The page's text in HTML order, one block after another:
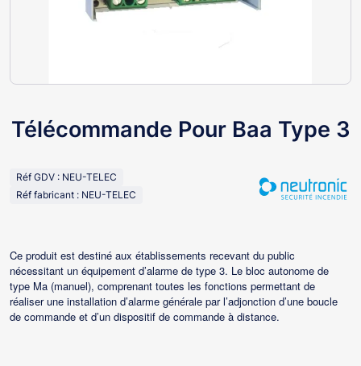
Télécommande Pour Baa Type 3
Réf GDV : NEU-TELEC
Réf fabricant : NEU-TELEC
Ce produit est destiné aux établissements recevant du public
nécessitant un équipement d’alarme de type 3. Le bloc autonome de
type Ma (manuel), comprenant toutes les fonctions permettant de
réaliser une installation d’alarme générale par l’adjonction d’une boucle
de commande et d’un dispositif de commande à distance.